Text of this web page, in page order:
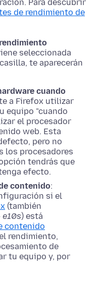
Para descubrir
de rendimiento de
seleccionada
te aparecerán
cuando
a Firefox utilizar
equipo "cuando
el procesador
web. Esta
pero no
los procesadores
tendrás que
efecto.
contenido:
si el
(también
e10s) está
contenido
rendimiento,
de
tu equipo y, por